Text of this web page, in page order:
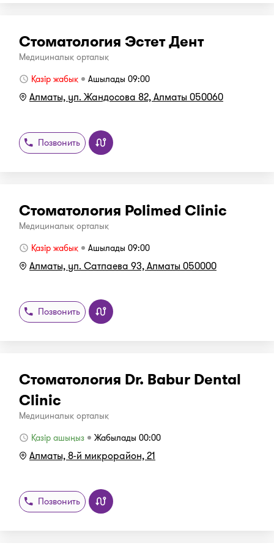
Стоматология Эстет Дент
Медициналық орталық
Қазір жабық
Ашылады 09:00
Алматы, ул. Жандосова 82, Алматы 050060
Позвонить
Стоматология Polimed Clinic
Медициналық орталық
Қазір жабық
Ашылады 09:00
Алматы, ул. Сатпаева 93, Алматы 050000
Позвонить
Стоматология Dr. Babur Dental
Clinic
Медициналық орталық
Қазір ашыңыз
Жабылады 00:00
Алматы, ​8-й микрорайон, 21
Позвонить